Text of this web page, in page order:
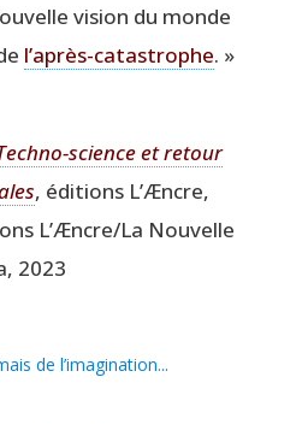
vision du monde
l’après-catastrophe. »
science et retour
, édi­tions L’Æncre,
L’Æncre/La Nou­velle
2023
de l’imagination...